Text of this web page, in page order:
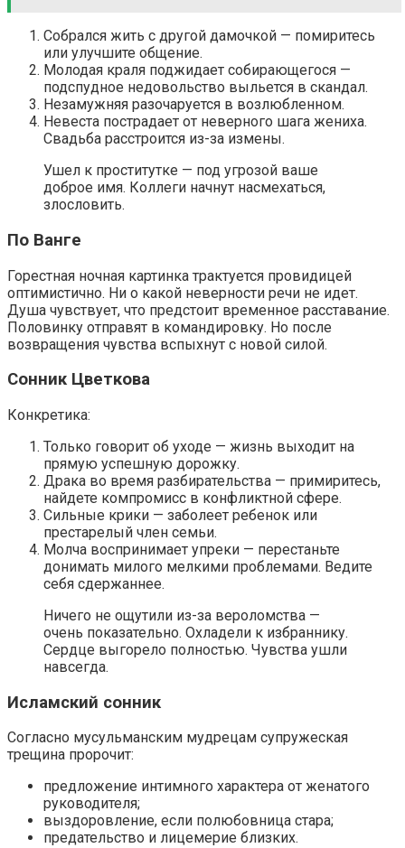
Собрался жить с другой дамочкой — помиритесь
или улучшите общение.
Молодая краля поджидает собирающегося —
подспудное недовольство выльется в скандал.
Незамужняя разочаруется в возлюбленном.
Невеста пострадает от неверного шага жениха.
Свадьба расстроится из-за измены.
Ушел к проститутке — под угрозой ваше
доброе имя. Коллеги начнут насмехаться,
злословить.
По Ванге
Горестная ночная картинка трактуется провидицей
оптимистично. Ни о какой неверности речи не идет.
Душа чувствует, что предстоит временное расставание.
Половинку отправят в командировку. Но после
возвращения чувства вспыхнут с новой силой.
Сонник Цветкова
Конкретика:
Только говорит об уходе — жизнь выходит на
прямую успешную дорожку.
Драка во время разбирательства — примиритесь,
найдете компромисс в конфликтной сфере.
Сильные крики — заболеет ребенок или
престарелый член семьи.
Молча воспринимает упреки — перестаньте
донимать милого мелкими проблемами. Ведите
себя сдержаннее.
Ничего не ощутили из-за вероломства —
очень показательно. Охладели к избраннику.
Сердце выгорело полностью. Чувства ушли
навсегда.
Исламский сонник
Согласно мусульманским мудрецам супружеская
трещина пророчит:
предложение интимного характера от женатого
руководителя;
выздоровление, если полюбовница стара;
предательство и лицемерие близких.